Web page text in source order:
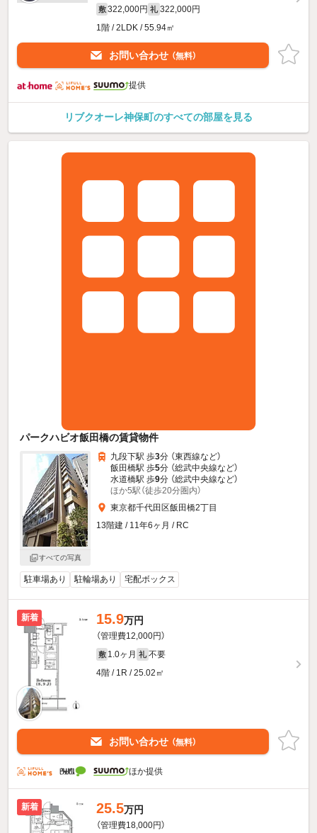
敷 322,000円 礼 322,000円
1階 / 2LDK / 55.94㎡
お問い合わせ （無料）
提供
リブクオーレ神保町のすべての部屋を見る
パークハビオ飯田橋の賃貸物件
すべての写真
九段下駅 歩3分 （東西線など）
飯田橋駅 歩5分 （総武中央線など）
水道橋駅 歩9分 （総武中央線など）
ほか5駅（徒歩20分圏内）
東京都千代田区飯田橋2丁目
13階建 / 11年6ヶ月 / RC
駐車場あり 駐輪場あり 宅配ボックス
新着 15.9万円
（管理費12,000円）
敷 1.0ヶ月 礼 不要
4階 / 1R / 25.02㎡
お問い合わせ （無料）
ほか提供
新着 25.5万円
（管理費18,000円）